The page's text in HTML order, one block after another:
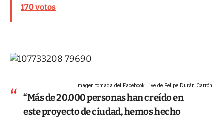
170 votos
Imagen tomada del Facebook Live de Felipe Durán Carrón.
“Más de 20.000 personas han creído en
este proyecto de ciudad, hemos hecho